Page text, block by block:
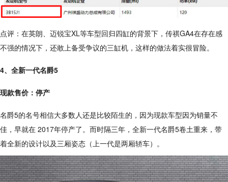
点评：在英朗、迈锐宝XL等车型回归四缸的背景下，传祺GA4在存在感
不强的情况下，还敢上备受争议的三缸机，这样的做法着实很冒险。
4、全新一代名爵5
现款售价：停产
名爵5的名号相信大多数人还是比较陌生的，因为现款车型因为销量不
佳，早就在 2017年停产了。而时隔三年，全新一代名爵5卷土重来，带
着全新的设计以及三厢姿态（上一代是两厢轿车）。